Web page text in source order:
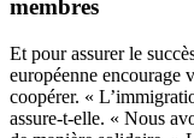
membres
Et pour assurer le
européenne encourage
coopérer. «
assure-t-elle. « Nous